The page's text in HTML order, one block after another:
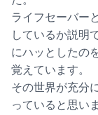
ライフセーバー
しているか説明
にハッとしたの
覚えています。
その世界が充分
っていると思い